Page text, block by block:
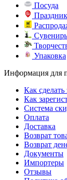
Посуда
Упаковка
Информация для
Как сделать
Как
Система
Оплата
Доставка
Возврат
Возврат
Документы
Импортеры
Отзывы